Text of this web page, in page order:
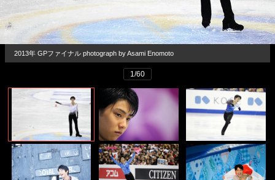
2013年 GPファイナル photograph by Asami Enomoto
1/60